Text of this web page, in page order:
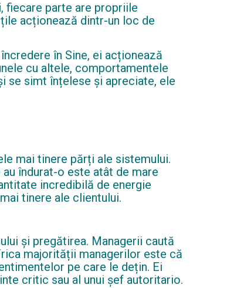
fiecare parte are propriile
acționează dintr-un loc de
în Sine, ei acționează
cu altele, comportamentele
se simt înțelese și apreciate, ele
mai tinere părți ale sistemului.
îndurat-o este atât de mare
incredibilă de energie
tinere ale clientului.
și pregătirea. Managerii caută
majorității managerilor este că
pe care le dețin. Ei
critic sau al unui șef autoritario.